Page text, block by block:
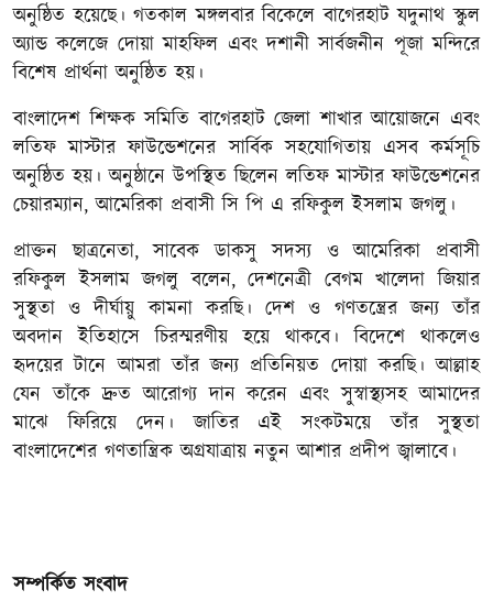
অনুষ্ঠিত হয়েছে। গতকাল মঙ্গলবার বিকেলে বাগেরহাট যদুনাথ স্কুল
অ্যান্ড কলেজে দোয়া মাহফিল এবং দশানী সার্বজনীন পূজা মন্দিরে
বিশেষ প্রার্থনা অনুষ্ঠিত হয়।
বাংলাদেশ শিক্ষক সমিতি বাগেরহাট জেলা শাখার আয়োজনে এবং
লতিফ মাস্টার ফাউন্ডেশনের সার্বিক সহযোগিতায় এসব কর্মসূচি
অনুষ্ঠিত হয়। অনুষ্ঠানে উপস্থিত ছিলেন লতিফ মাস্টার ফাউন্ডেশনের
চেয়ারম্যান, আমেরিকা প্রবাসী সি পি এ রফিকুল ইসলাম জগলু।
প্রাক্তন ছাত্রনেতা, সাবেক ডাকসু সদস্য ও আমেরিকা প্রবাসী
রফিকুল ইসলাম জগলু বলেন, দেশনেত্রী বেগম খালেদা জিয়ার
সুস্থতা ও দীর্ঘায়ু কামনা করছি। দেশ ও গণতন্ত্রের জন্য তাঁর
অবদান ইতিহাসে চিরস্মরণীয় হয়ে থাকবে। বিদেশে থাকলেও
হৃদয়ের টানে আমরা তাঁর জন্য প্রতিনিয়ত দোয়া করছি। আল্লাহ
যেন তাঁকে দ্রুত আরোগ্য দান করেন এবং সুস্বাস্থ্যসহ আমাদের
মাঝে ফিরিয়ে দেন। জাতির এই সংকটময়ে তাঁর সুস্থতা
বাংলাদেশের গণতান্ত্রিক অগ্রযাত্রায় নতুন আশার প্রদীপ জ্বালাবে।
সম্পর্কিত সংবাদ